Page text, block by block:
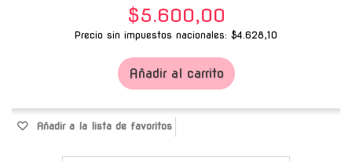
$5.600,00
Precio sin impuestos nacionales: $4.628,10
Añadir al carrito
Añadir a la lista de favoritos